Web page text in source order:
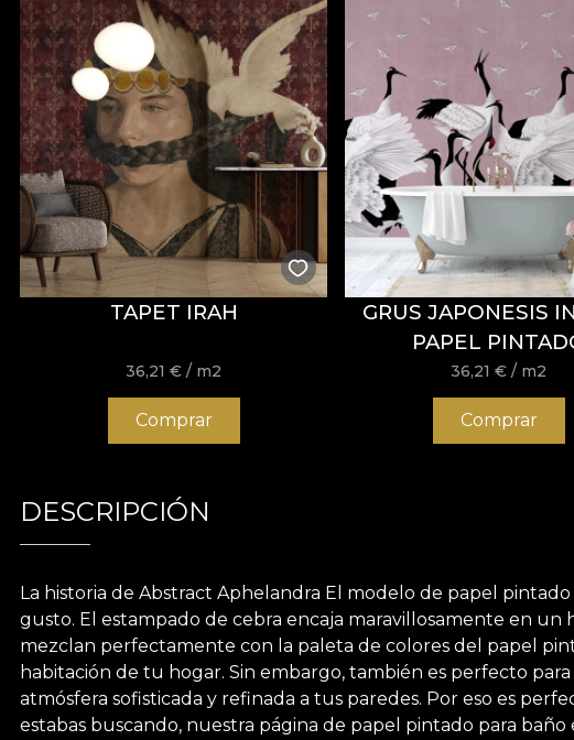
TAPET IRAH
36,21€ / m2
Comprar
GRUS JAPONESIS
PAPEL
36,21€ / m2
Comprar
DESCRIPCIÓN
La historia de Abstract Aphelandra El modelo de papel
gusto. El estampado de cebra encaja maravillosamente en
mezclan perfectamente con la paleta de colores del papel
habitación de tu hogar. Sin embargo, también es perfecto
atmósfera sofisticada y refinada a tus paredes. Por eso es
estabas buscando, nuestra página de papel pintado para